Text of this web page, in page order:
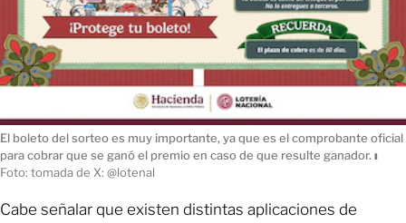
El boleto del sorteo es muy importante, ya que es el comprobante oficial
para cobrar que se ganó el premio en caso de que resulte ganador. ı
Foto: tomada de X: @lotenal
Cabe señalar que existen distintas aplicaciones de